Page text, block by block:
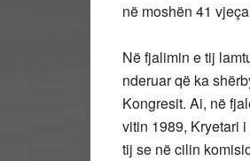
në moshën 41
Në fjalimin e tij
nderuar që ka
Kongresit. Ai, në
vitin 1989, Kryetari
tij se në cilin